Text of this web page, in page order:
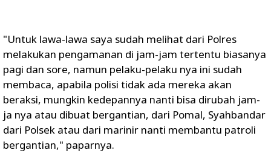
"Untuk lawa-lawa saya sudah melihat dari Polres
melakukan pengamanan di jam-jam tertentu biasanya
pagi dan sore, namun pelaku-pelaku nya ini sudah
membaca, apabila polisi tidak ada mereka akan
beraksi, mungkin kedepannya nanti bisa dirubah jam-
ja nya atau dibuat bergantian, dari Pomal, Syahbandar
dari Polsek atau dari marinir nanti membantu patroli
bergantian," paparnya.